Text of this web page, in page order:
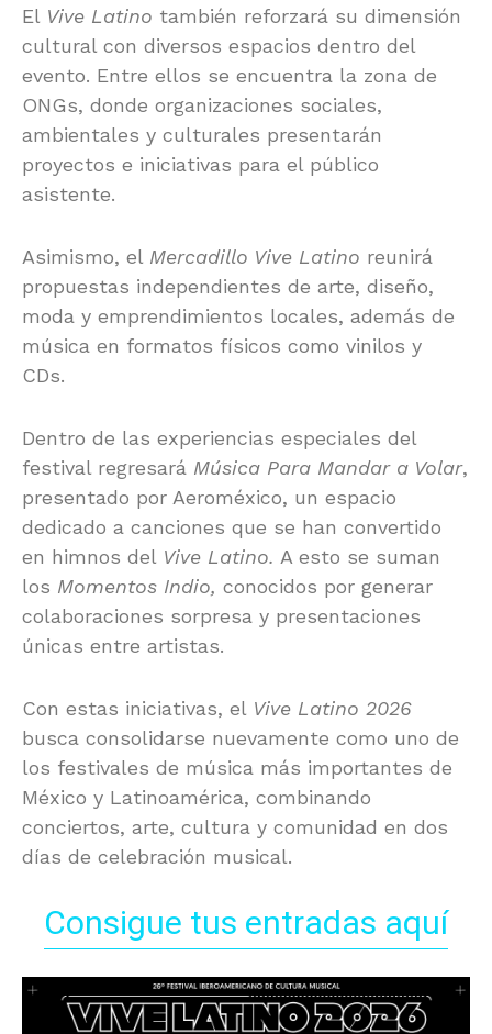
El Vive Latino también reforzará su dimensión
cultural con diversos espacios dentro del
evento. Entre ellos se encuentra la zona de
ONGs, donde organizaciones sociales,
ambientales y culturales presentarán
proyectos e iniciativas para el público
asistente.
Asimismo, el Mercadillo Vive Latino reunirá
propuestas independientes de arte, diseño,
moda y emprendimientos locales, además de
música en formatos físicos como vinilos y
CDs.
Dentro de las experiencias especiales del
festival regresará Música Para Mandar a Volar,
presentado por Aeroméxico, un espacio
dedicado a canciones que se han convertido
en himnos del Vive Latino. A esto se suman
los Momentos Indio, conocidos por generar
colaboraciones sorpresa y presentaciones
únicas entre artistas.
Con estas iniciativas, el Vive Latino 2026
busca consolidarse nuevamente como uno de
los festivales de música más importantes de
México y Latinoamérica, combinando
conciertos, arte, cultura y comunidad en dos
días de celebración musical.
Consigue tus entradas aquí